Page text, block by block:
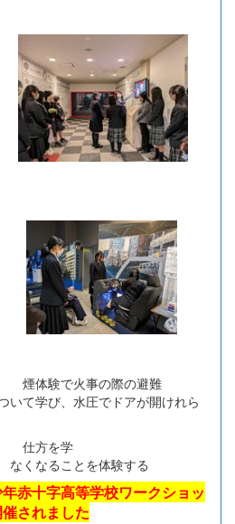
験で火事の際の避難
学び、水圧でドアが開けれら
学
を体験する
赤十字高等学校ワークショッ
されました